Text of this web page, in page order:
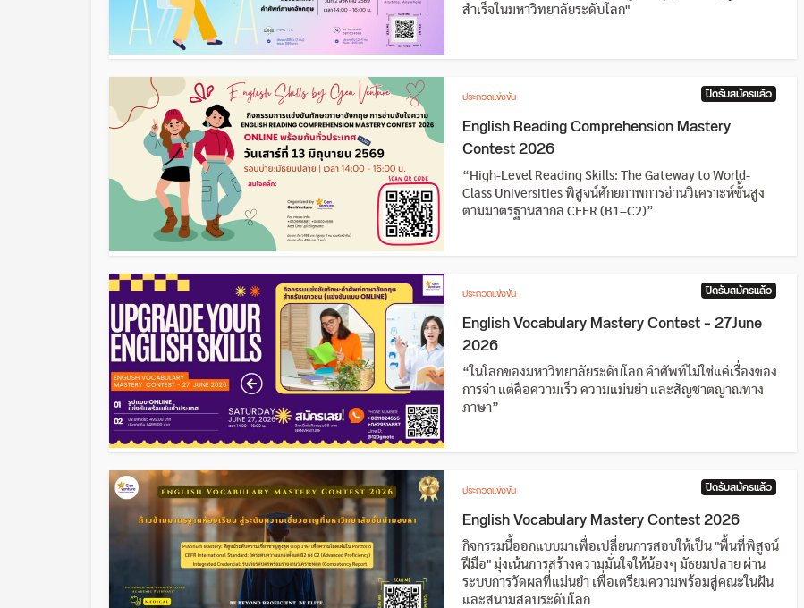
สำเร็จในมหาวิทยาลัยระดับโลก"
ประกวดแข่งขัน ปิดรับสมัครแล้ว
English Reading Comprehension Mastery
Contest 2026
“High-Level Reading Skills: The Gateway to World-
Class Universities พิสูจน์ศักยภาพการอ่านวิเคราะห์ขั้นสูง
ตามมาตรฐานสากล CEFR (B1–C2)”
ประกวดแข่งขัน ปิดรับสมัครแล้ว
English Vocabulary Mastery Contest – 27June
2026
“ในโลกของมหาวิทยาลัยระดับโลก คำศัพท์ไม่ใช่แค่เรื่องของ
การจำ แต่คือความเร็ว ความแม่นยำ และสัญชาตญาณทาง
ภาษา”
ประกวดแข่งขัน ปิดรับสมัครแล้ว
English Vocabulary Mastery Contest 2026
กิจกรรมนี้ออกแบบมาเพื่อเปลี่ยนการสอบให้เป็น "พื้นที่พิสูจน์
ฝีมือ" มุ่งเน้นการสร้างความมั่นใจให้น้องๆ มัธยมปลาย ผ่าน
ระบบการวัดผลที่แม่นยำ เพื่อเตรียมความพร้อมสู่คณะในฝัน
และสนามสอบระดับโลก